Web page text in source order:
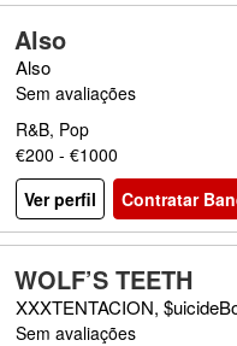
Also
Also
Sem avaliações
R&B, Pop
€200 - €1000
Ver perfil
Contratar
WOLF’S TEETH
XXXTENTACION,
Sem avaliações